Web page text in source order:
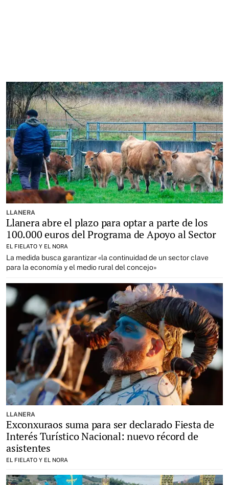
LLANERA
Llanera abre el plazo para optar a parte de los
100.000 euros del Programa de Apoyo al Sector
EL FIELATO Y EL NORA
La medida busca garantizar «la continuidad de un sector clave
para la economía y el medio rural del concejo»
LLANERA
Exconxuraos suma para ser declarado Fiesta de
Interés Turístico Nacional: nuevo récord de
asistentes
EL FIELATO Y EL NORA